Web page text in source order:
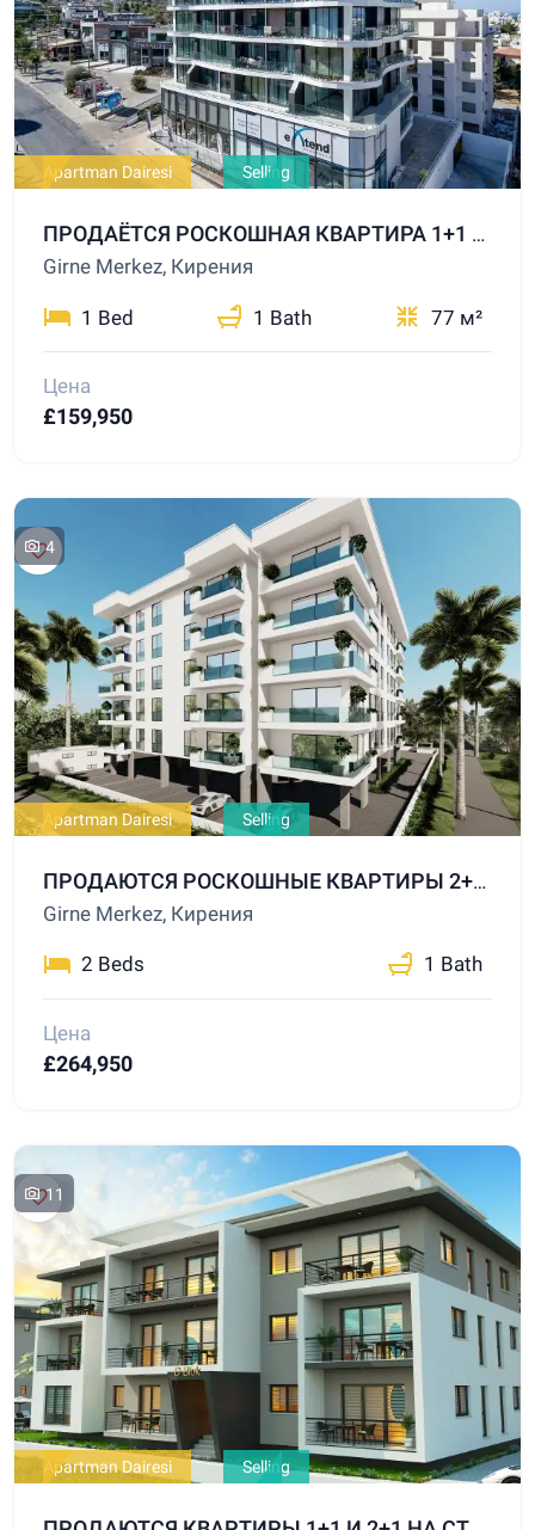
Apartman Dairesi Selling
ПРОДАЁТСЯ РОСКОШНАЯ КВАРТИРА 1+1 С ВЫСОКОЙ АРЕНДНОЙ ДОХОДНОСТЬЮ В ЦЕНТРЕ ГИРНЕ
Girne Merkez, Кирения
1 Bed 1 Bath 77 м²
Цена
£159,950
4
Apartman Dairesi Selling
ПРОДАЮТСЯ РОСКОШНЫЕ КВАРТИРЫ 2+1 И 3+1 НА СТАДИИ ПРОЕКТИРОВАНИЯ В ЦЕНТРЕ ГИРНЕ
Girne Merkez, Кирения
2 Beds 1 Bath
Цена
£264,950
11
Apartman Dairesi Selling